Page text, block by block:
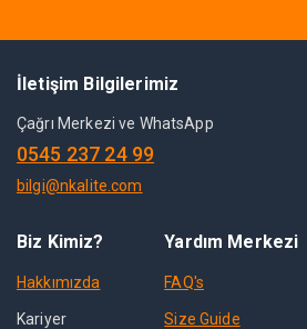
İletişim Bilgilerimiz
Çağrı Merkezi ve WhatsApp
0545 237 24 99
bilgi@nkalite.com
Biz Kimiz?
Hakkımızda
Kariyer
Yardım Merkezi
FAQ's
Size Guide